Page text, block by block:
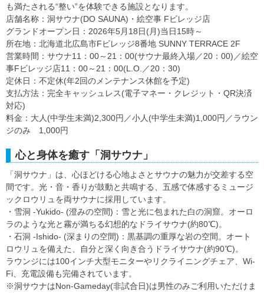
も満たされる“整い”を体験できる施設となります。
店舗名称：洞サウナ(DO SAUNA)・絵空事 Fビレッジ店
グランドオープン日：2026年5月18日(月)当日15時～
所在地：北海道北広島市Fビレッジ8番地 SUNNY TERRACE 2F
営業時間：サウナ11：00～21：00(サウナ最終入場／20：00)／絵空
事Fビレッジ店11：00～21：00(L.O.／20：30)
定休日：不定休(年2回のメンテナンス休館を予定)
支払方法：完全キャッシュレス(電子マネー・クレジット・QR決済
対応)
料金：大人(中学生未満)2,300円／小人(中学生未満)1,000円／ラウン
ジのみ 1,000円
心と身体を癒す「洞サウナ」
「洞サウナ」は、心ほどける心地よさとサウナの魅力が交差する空
間です。光・音・香りが鼓動と共鳴する、五感で体感するミュージ
ックロウリュを両サウナに採用しています。
・雪洞 -Yukido- (澄みの空間)：雪と光に包まれた白の洞窟。オーロ
ラのような光と霧が満ちる幻想的なドライサウナ(約80℃)。
・石洞 -Ishido- (深まりの空間)：黒基調の重厚な岩の空間。オート
ロウリュを備えた、自分と深く向き合うドライサウナ(約90℃)。
ラウンジには100インチ大型モニターやリクライニングチェア、Wi-
Fi、充電設備も完備されています。
※洞サウナはNon-Gameday(非試合日)は男性のみご利用いただけま